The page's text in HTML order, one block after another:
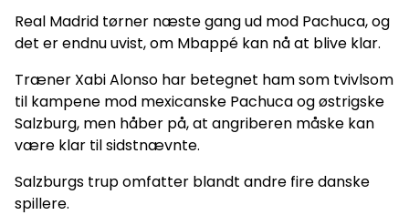
Real Madrid tørner næste gang ud mod Pachuca, og
det er endnu uvist, om Mbappé kan nå at blive klar.
Træner Xabi Alonso har betegnet ham som tvivlsom
til kampene mod mexicanske Pachuca og østrigske
Salzburg, men håber på, at angriberen måske kan
være klar til sidstnævnte.
Salzburgs trup omfatter blandt andre fire danske
spillere.